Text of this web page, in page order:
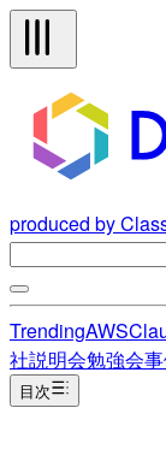
produced by
TrendingAWS
社説明会勉強会
目次